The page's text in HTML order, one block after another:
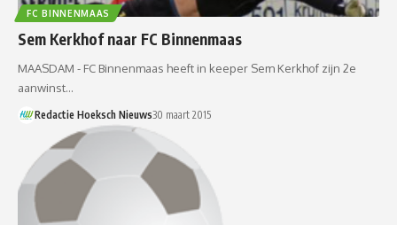
FC BINNENMAAS
Sem Kerkhof naar FC Binnenmaas
MAASDAM - FC Binnenmaas heeft in keeper Sem Kerkhof zijn 2e
aanwinst…
Redactie Hoeksch Nieuws30 maart 2015